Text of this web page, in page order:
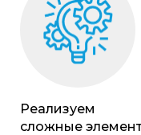
Реализуем
сложные